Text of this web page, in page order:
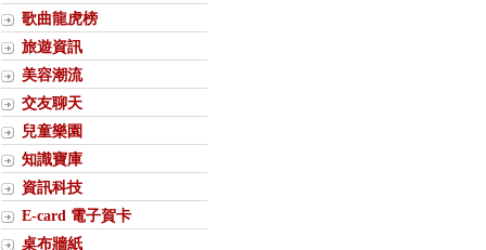
歌曲龍虎榜
旅遊資訊
美容潮流
交友聊天
兒童樂園
知識寶庫
資訊科技
E-card 電子賀卡
桌布牆紙